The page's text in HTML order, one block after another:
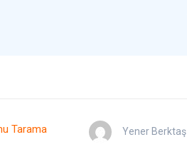
Yener Berktaş